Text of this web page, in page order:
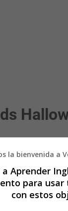
Halloween
la bienvenida a
a Aprender
para usar
con estos